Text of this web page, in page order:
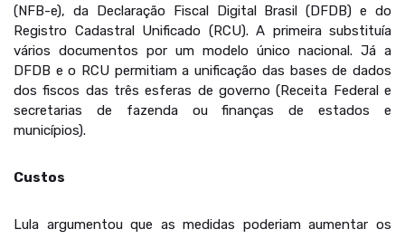
(NFB-e), da Declaração Fiscal Digital Brasil (DFDB) e do
Registro Cadastral Unificado (RCU). A primeira substituía
vários documentos por um modelo único nacional. Já a
DFDB e o RCU permitiam a unificação das bases de dados
dos fiscos das três esferas de governo (Receita Federal e
secretarias de fazenda ou finanças de estados e
municípios).
Custos
Lula argumentou que as medidas poderiam aumentar os